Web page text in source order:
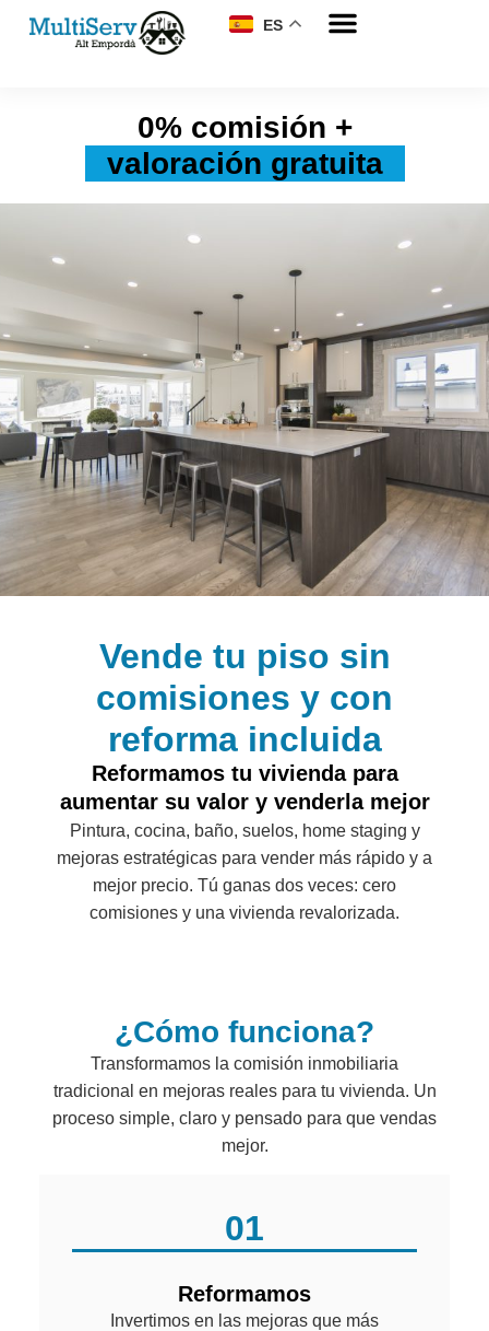
ES
0% comisión +
valoración gratuita
Vende tu piso sin
comisiones y con
reforma incluida
Reformamos tu vivienda para
aumentar su valor y venderla mejor
Pintura, cocina, baño, suelos, home staging y
mejoras estratégicas para vender más rápido y a
mejor precio. Tú ganas dos veces: cero
comisiones y una vivienda revalorizada.
¿Cómo funciona?
Transformamos la comisión inmobiliaria
tradicional en mejoras reales para tu vivienda. Un
proceso simple, claro y pensado para que vendas
mejor.
01
Reformamos
Invertimos en las mejoras que más